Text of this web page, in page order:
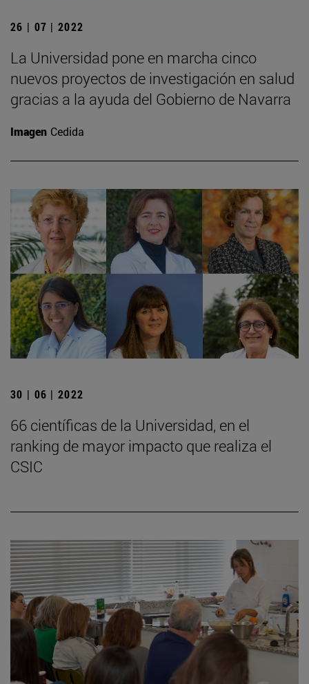
26 | 07 | 2022
La Universidad pone en marcha cinco
nuevos proyectos de investigación en salud
gracias a la ayuda del Gobierno de Navarra
Imagen Cedida
30 | 06 | 2022
66 científicas de la Universidad, en el
ranking de mayor impacto que realiza el
CSIC